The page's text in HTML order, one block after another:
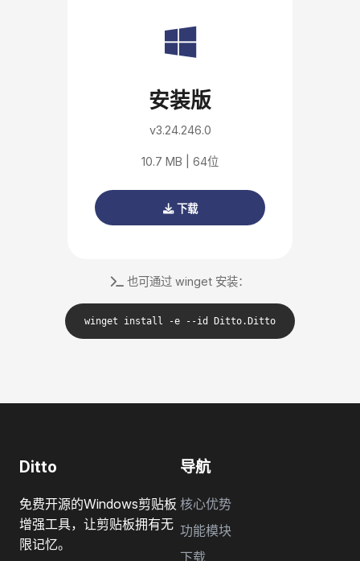
安装版
v3.24.246.0
10.7 MB | 64位
下载
也可通过 winget 安装：
winget install -e --id Ditto.Ditto
Ditto
免费开源的Windows剪贴板
增强工具，让剪贴板拥有无
限记忆。
导航
核心优势
功能模块
下载